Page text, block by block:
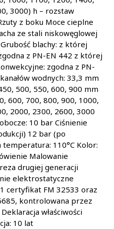
3000) h – rozstaw
z boku Moce cieplne
ze stali niskowęglowej
blachy: z której
z PN-EN 442 z której
zgodna z PN-
wodnych: 33,3 mm
500, 550, 600, 900 mm
600, 700, 800, 900, 1000,
2000, 2300, 2600, 3000
10 bar Ciśnienie
12 bar (po
110°C Kolor:
Malowanie
drugiej generacji
elektrostatyczne
certyfikat FM 32533 oraz
kontrolowana przez
właściwości
10 lat